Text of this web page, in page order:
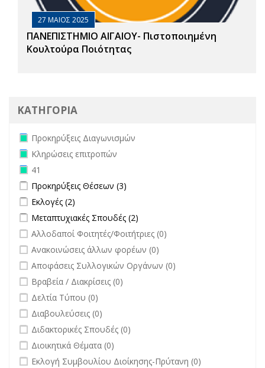
27 ΜΑΙΟΣ 2025
ΠΑΝΕΠΙΣΤΗΜΙΟ ΑΙΓΑΙΟΥ- Πιστοποιημένη
Κουλτούρα Ποιότητας
ΚΑΤΗΓΟΡΙΑ
Remove Προκηρύξεις Διαγωνισμών filter
Προκηρύξεις Διαγωνισμών
Remove Κληρώσεις επιτροπών filter
Κληρώσεις επιτροπών
Remove 41 filter
41
Apply Προκηρύξεις Θέσεων filter
Προκηρύξεις Θέσεων (3)
Apply Εκλογές filter
Εκλογές (2)
Apply Μεταπτυχιακές Σπουδές filter
Μεταπτυχιακές Σπουδές (2)
undefined
Αλλοδαποί Φοιτητές/Φοιτήτριες (0)
undefined
Ανακοινώσεις άλλων φορέων (0)
undefined
Αποφάσεις Συλλογικών Οργάνων (0)
undefined
Βραβεία / Διακρίσεις (0)
undefined
Δελτία Τύπου (0)
undefined
Διαβουλεύσεις (0)
undefined
Διδακτορικές Σπουδές (0)
undefined
Διοικητικά Θέματα (0)
undefined
Εκλογή Συμβουλίου Διοίκησης-Πρύτανη (0)